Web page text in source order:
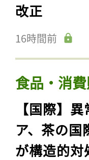
改正
16時間前
食品・消
【国際】
ア、茶の国
が構造的対